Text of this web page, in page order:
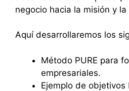
negocio hacia la misión y la
Aquí desarrollaremos los
Método PURE para
empresariales.
Ejemplo de objetivos